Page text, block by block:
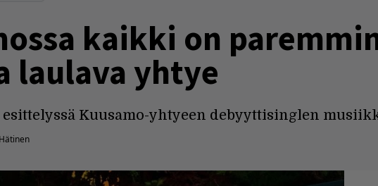
kaikki on
laulava yhtye
esittelyssä Kuusamo-yhtyeen debyyttisinglen